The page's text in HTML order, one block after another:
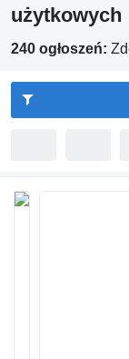
użytkowych
240 ogłoszeń: